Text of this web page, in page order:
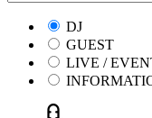
DJ
GUEST
LIVE /